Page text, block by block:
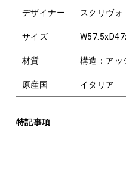
デザイナー スクリヴ
サイズ
材質 構造：ア
原産国 イタリア
特記事項